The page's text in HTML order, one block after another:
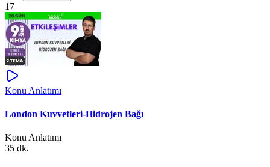
17
Konu Anlatımı
London Kuvvetleri-Hidrojen Bağı
Konu Anlatımı
35 dk.